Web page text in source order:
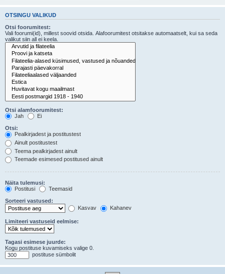
OTSINGU VALIKUD
Otsi foorumitest:
Vali foorumi(id), millest soovid otsida. Alafoorumitest otsitakse automaatselt, kui sa seda
valikut siin all ei keela.
Otsi alamfoorumitest:
Jah
Ei
Otsi:
Pealkirjadest ja postitustest
Ainult postitustest
Teema pealkirjadest ainult
Teemade esimesed postitused ainult
Näita tulemusi:
Postitusi
Teemasid
Sorteeri vastused:
Kasvav
Kahanev
Limiteeri vastuseid eelmise:
Tagasi esimese juurde:
Kogu postituse kuvamiseks valige 0.
postituse sümbolit